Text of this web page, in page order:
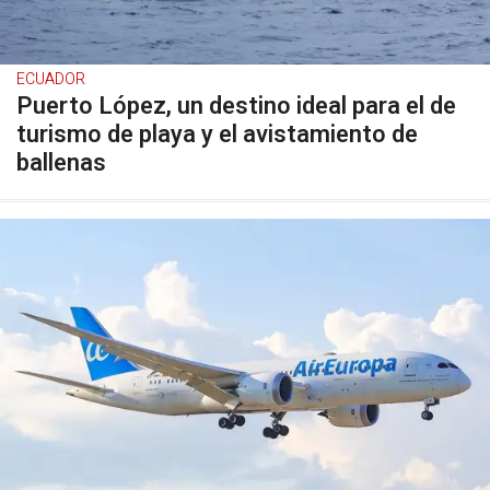
ECUADOR
Puerto López, un destino ideal para el de
turismo de playa y el avistamiento de
ballenas